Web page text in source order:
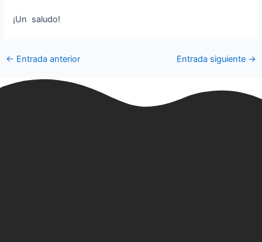
¡Un saludo!
← Entrada anterior Entrada siguiente →